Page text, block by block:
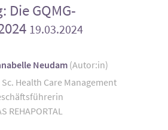
Die GQMG-
19.03.2024
Neudam (Autor:in)
Sc. Health Care Management
REHAPORTAL